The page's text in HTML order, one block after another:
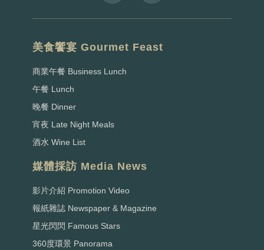
美食饗宴 Gourmet Feast
商業午餐 Business Lunch
午餐 Lunch
晚餐 Dinner
宵夜 Late Night Meals
酒水 Wine List
媒體採訪 Media News
影片介紹 Promotion Video
報紙雜誌 Newspaper & Magazine
星光閃閃 Famous Stars
360度環景 Panorama